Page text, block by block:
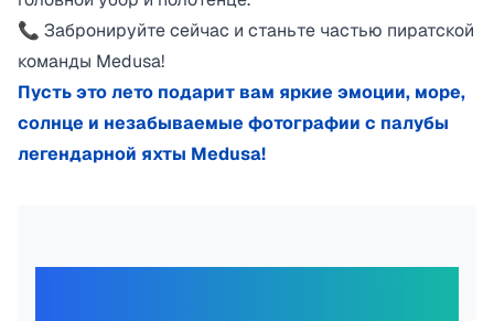
📞 Забронируйте сейчас и станьте частью пиратской
команды Medusa!
Пусть это лето подарит вам яркие эмоции, море,
солнце и незабываемые фотографии с палубы
легендарной яхты Medusa!